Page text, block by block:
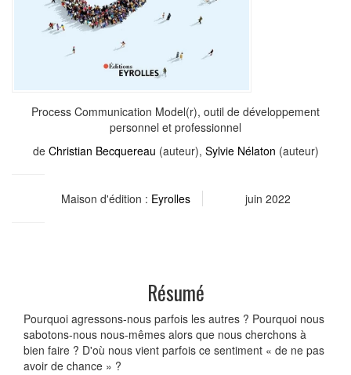
Process Communication Model(r), outil de développement
personnel et professionnel
de Christian Becquereau (auteur), Sylvie Nélaton (auteur)
Maison d'édition : Eyrolles juin 2022
Résumé
Pourquoi agressons-nous parfois les autres ? Pourquoi nous
sabotons-nous nous-mêmes alors que nous cherchons à
bien faire ? D'où nous vient parfois ce sentiment « de ne pas
avoir de chance » ?